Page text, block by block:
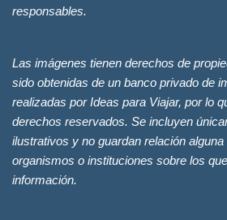
responsables.
Las imágenes tienen derechos de
sido obtenidas de un banco privado de
realizadas por Ideas para Viajar, por lo
derechos reservados. Se incluyen
ilustrativos y no guardan relación
organismos o instituciones sobre los
información.